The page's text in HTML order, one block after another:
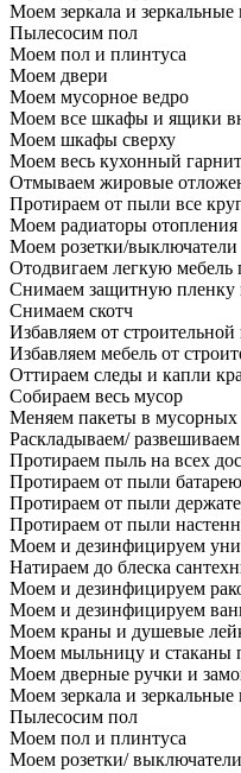
Моем зеркала и зеркальные
Пылесосим пол
Моем пол и плинтуса
Моем двери
Моем мусорное ведро
Моем все шкафы и ящики
Моем шкафы сверху
Моем весь кухонный
Отмываем жировые
Протираем от пыли все
Моем радиаторы отопления
Моем розетки/выключатели
Отодвигаем легкую мебель
Снимаем защитную пленку
Снимаем скотч
Избавляем от
Избавляем мебель от
Оттираем следы и капли
Собираем весь мусор
Меняем пакеты в мусорных
Раскладываем/
Протираем пыль на всех
Протираем от пыли
Протираем от пыли
Протираем от пыли
Моем и дезинфицируем
Натираем до блеска
Моем и дезинфицируем
Моем и дезинфицируем
Моем краны и душевые
Моем мыльницу и стаканы
Моем дверные ручки и
Моем зеркала и зеркальные
Пылесосим пол
Моем пол и плинтуса
Моем розетки/ выключатели